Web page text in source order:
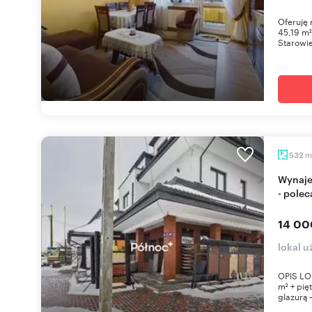
Oferuję
45,19
532 m
Wynajem 532 m² z wyposażeniem, wiata i parking
-
14
lokal
OPIS
m² +
glazurą